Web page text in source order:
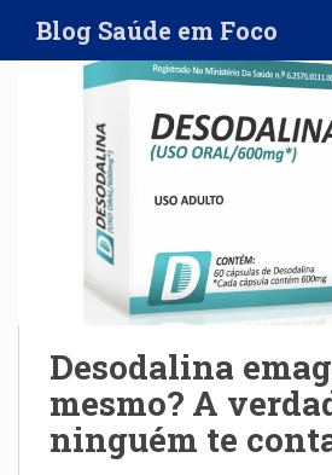
i
Blog Saúde em Foco
Desodalina
mesmo? A
ninguém te